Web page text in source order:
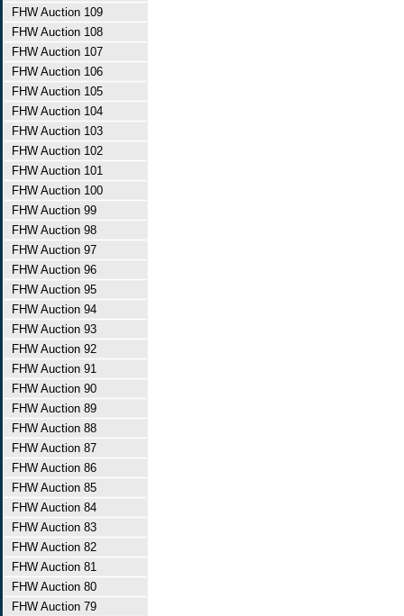
FHW Auction 109
FHW Auction 108
FHW Auction 107
FHW Auction 106
FHW Auction 105
FHW Auction 104
FHW Auction 103
FHW Auction 102
FHW Auction 101
FHW Auction 100
FHW Auction 99
FHW Auction 98
FHW Auction 97
FHW Auction 96
FHW Auction 95
FHW Auction 94
FHW Auction 93
FHW Auction 92
FHW Auction 91
FHW Auction 90
FHW Auction 89
FHW Auction 88
FHW Auction 87
FHW Auction 86
FHW Auction 85
FHW Auction 84
FHW Auction 83
FHW Auction 82
FHW Auction 81
FHW Auction 80
FHW Auction 79